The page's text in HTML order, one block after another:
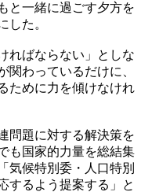
と一緒に過ごす夕方を
した。
ればならない」としな
関わっているだけに、
ために力を傾けなけれ
問題に対する解決策を
も国家的力量を総結集
気候特別委・人口特別
するよう提案する」と